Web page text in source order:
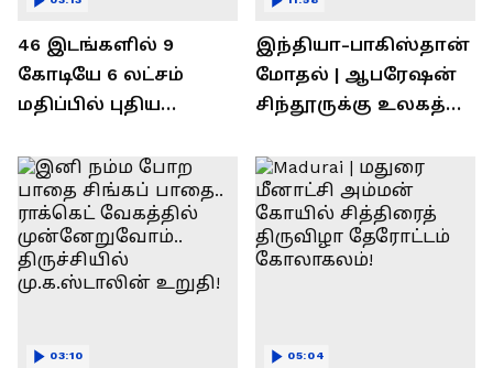
46 இடங்களில் 9
கோடியே 6 லட்சம்
மதிப்பில் புதிய
வைத்த அமைச்சர்
செந்தில் பாலாஜி !
இந்தியா-பாகிஸ்தான்
மோதல் | ஆபரேஷன்
சிந்தூருக்கு உலகத்
பதில் என்ன?
03:10 05:04